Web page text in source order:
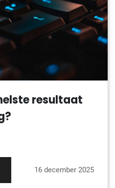
resultaat
16 december 2025